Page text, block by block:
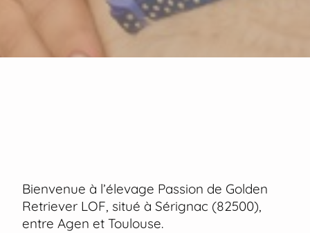
Bienvenue à l’élevage Passion de Golden
Retriever LOF, situé à Sérignac (82500),
entre Agen et Toulouse.